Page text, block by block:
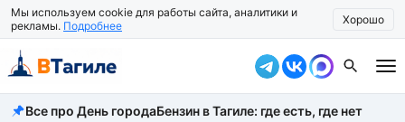
Мы используем cookie для работы сайта, аналитики и
рекламы. Подробнее Хорошо
Все новости
Все про День городаБензин в Тагиле: где есть, где нет